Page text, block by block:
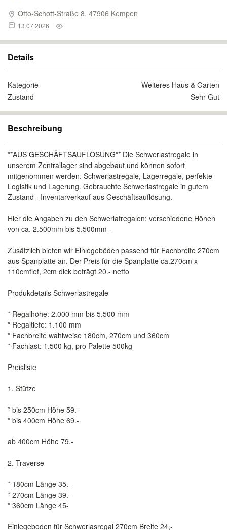
Stellplätze
Otto-Schott-Straße 8, 47906 Kempen
13.07.2026
Details
Kategorie
Weiteres Haus & Garten
Zustand
Sehr Gut
Beschreibung
**AUS GESCHÄFTSAUFLÖSUNG** Die Schwerlastregale in
unserem Zentrallager sind abgebaut und können sofort
mitgenommen werden. Schwerlastregale, Lagerregale, perfekte
Logistik und Lagerung. Gebrauchte Schwerlastregale in gutem
Zustand - Inventarverkauf aus Geschäftsauflösung.
Hier die Angaben zu den Schwerlatregalen: verschiedene Höhen
von ca. 2.500mm bis 5.500mm -
Zusätzlich bieten wir Einlegeböden passend für Fachbreite 270cm
aus Spanplatte an. Der Preis für die Spanplatte ca.270cm x
110cmtief, 2cm dick beträgt 20.- netto
Produkdetails Schwerlastregale
* Regalhöhe: 2.000 mm bis 5.500 mm
* Regaltiefe: 1.100 mm
* Fachbreite wahlweise 180cm, 270cm und 360cm
* Fachlast: 1.500 kg, pro Palette 500kg
Preisliste
1. Stütze
* bis 250cm Höhe 59.-
* bis 400cm Höhe 69.-
ab 400cm Höhe 79.-
2. Traverse
* 180cm Länge 35.-
* 270cm Länge 39.-
* 360cm Länge 45-
Einlegeboden für Schwerlasregal 270cm Breite 24,-